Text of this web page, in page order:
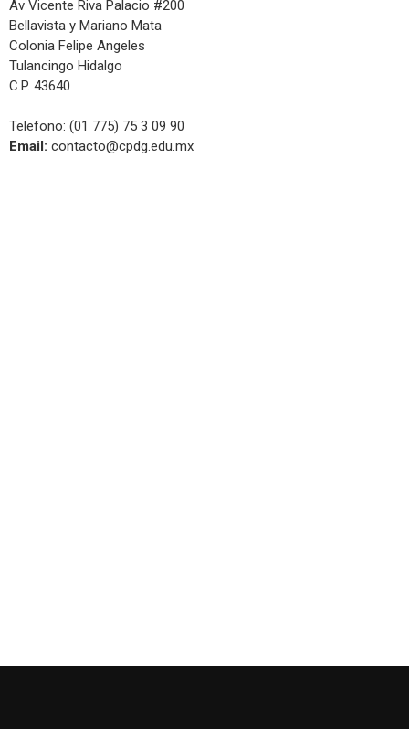
Av Vicente Riva Palacio #200
Bellavista y Mariano Mata
Colonia Felipe Angeles
Tulancingo Hidalgo
C.P. 43640
Telefono: (01 775) 75 3 09 90
Email: contacto@cpdg.edu.mx